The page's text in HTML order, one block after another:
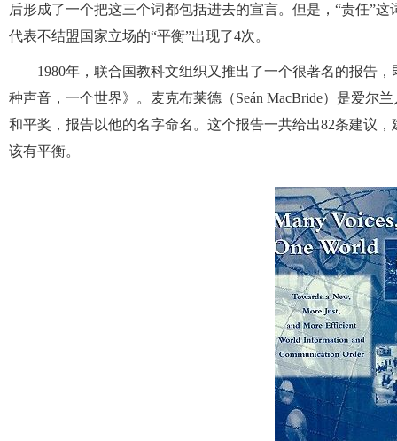
后形成了一个把这三个词都包括进去的宣言。但是，“责任”
代表不结盟国家立场的“平衡”出现了4次。
1980年，联合国教科文组织又推出了一个很著名的报告
种声音，一个世界》。麦克布莱德（Seán MacBride）是爱尔
和平奖，报告以他的名字命名。这个报告一共给出82条建议
该有平衡。